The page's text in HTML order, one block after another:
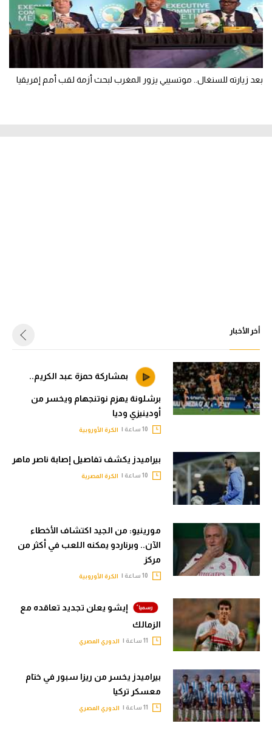
بعد زيارته للسنغال.. موتسيبي يزور المغرب لبحث أزمة لقب أمم إفريقيا
أخر الأخبار
بمشاركة حمزة عبد الكريم..
برشلونة يهزم نوتنجهام ويخسر من
أودينيزي وديا
الكرة الأوروبية
بيراميدز يكشف تفاصيل إصابة ناصر ماهر
الكرة المصرية
مورينيو: من الجيد اكتشاف الأخطاء
الآن.. وبرناردو يمكنه اللعب في أكثر من
مركز
الكرة الأوروبية
إيشو يعلن تجديد تعاقده مع
الزمالك
الدوري المصري
بيراميدز يخسر من ريزا سبور في ختام
معسكر تركيا
الدوري المصري